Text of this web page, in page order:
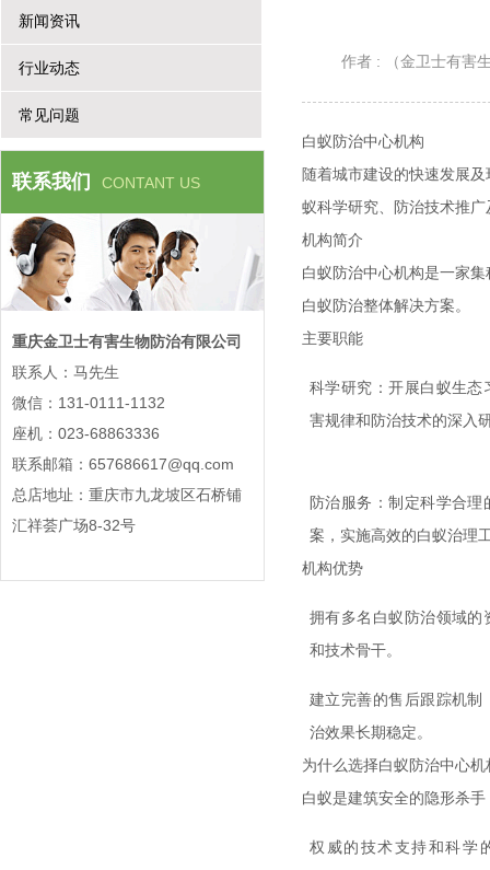
新闻资讯
行业动态
常见问题
联系我们 CONTANT US
重庆金卫士有害生物防治有限公司
联系人：马先生
微信：131-0111-1132
座机：023-68863336
联系邮箱：657686617@qq.com
总店地址：重庆市九龙坡区石桥铺
汇祥荟广场8-32号
作者 : （金卫士有害
白蚁防治中心机构
随着城市建设的快速发展
蚁科学研究、防治技术推
机构简介
白蚁防治中心机构是一家
白蚁防治整体解决方案。
主要职能
科学研究：开展白蚁生态
害规律和防治技术的深入
防治服务：制定科学合理
案，实施高效的白蚁治理
机构优势
拥有多名白蚁防治领域的
和技术骨干。
建立完善的售后跟踪机制
治效果长期稳定。
为什么选择白蚁防治中心机
白蚁是建筑安全的隐形杀
权威的技术支持和科学